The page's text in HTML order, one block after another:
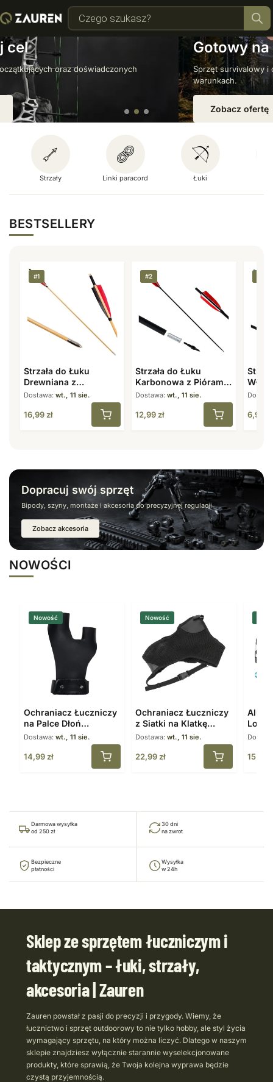
Gotowy na każdą przygodę?
Sprzęt survivalowy i outdoorowy, który sprawdzi się w każdych
warunkach.
Zobacz ofertę
Strzały Linki paracord Łuki
BESTSELLERY
#1
Strzała do Łuku
Drewniana z
Naturalnymi Piórami 8
Dostawa: wt., 11 sie.
16,99zł
#2
Strzała do Łuku
Karbonowa z Piórami
7,8 mm 31,5″ Spine
Dostawa:wt., 11 sie.
12,99zł
31,5″
6,99
Dopracuj swój sprzęt
Bipody, szyny, montaże i akcesoria do precyzyjnej regulacji
Zobacz akcesoria
NOWOŚCI
Nowość
Ochraniacz Łuczniczy
na Palce Dłoń
Skórzany Czarny
Dostawa: wt., 11 sie.
14,99 zł
Nowość
Ochraniacz Łuczniczy
z Siatki na Klatkę
Piersiową Regulowany
Dostawa:wt., 11 sie.
22,99 zł
Loop
15,99
Darmowa wysyłka
od 250 zł
30 dni
na zwrot
Bezpieczne
płatności
Wysyłka
w 24h
Sklep ze sprzętem łuczniczym i
taktycznym – łuki, strzały,
akcesoria | Zauren
Zauren powstał z pasji do precyzji i przygody. Wiemy, że
łucznictwo i sprzęt outdoorowy to nie tylko hobby, ale styl życia
wymagający sprzętu, na który można liczyć. Dlatego w naszym
sklepie znajdziesz wyłącznie starannie wyselekcjonowane
produkty, które sprawią, że Twoja kolejna wyprawa będzie
czystą przyjemnością.